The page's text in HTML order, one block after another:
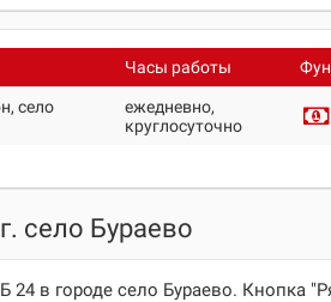
Часы работы
село
ежедневно,
круглосуточно
село Бураево
в городе село Бураево. Кнопка